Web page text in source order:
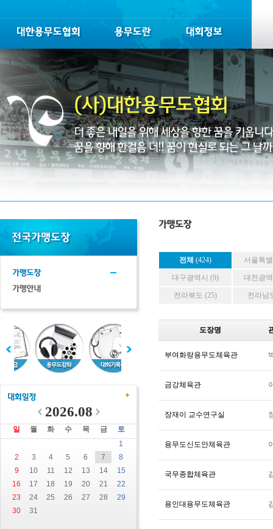
2026.08
일 월 화 수 목 금
토
1
2
3 4 5 6 7
8
9
10 11 12 13 14
15
16
17 18 19 20 21
22
23
24 25 26 27 28
29
30
31
전체 (424) 서울특
대구광역시 (9) 대전광
전라북도 (25) 전라남
도장명
부여화랑용무도체육관
금강체육관
장재이 교수연구실
용무도신도안체육관
국무종합체육관
용인대용무도체육관